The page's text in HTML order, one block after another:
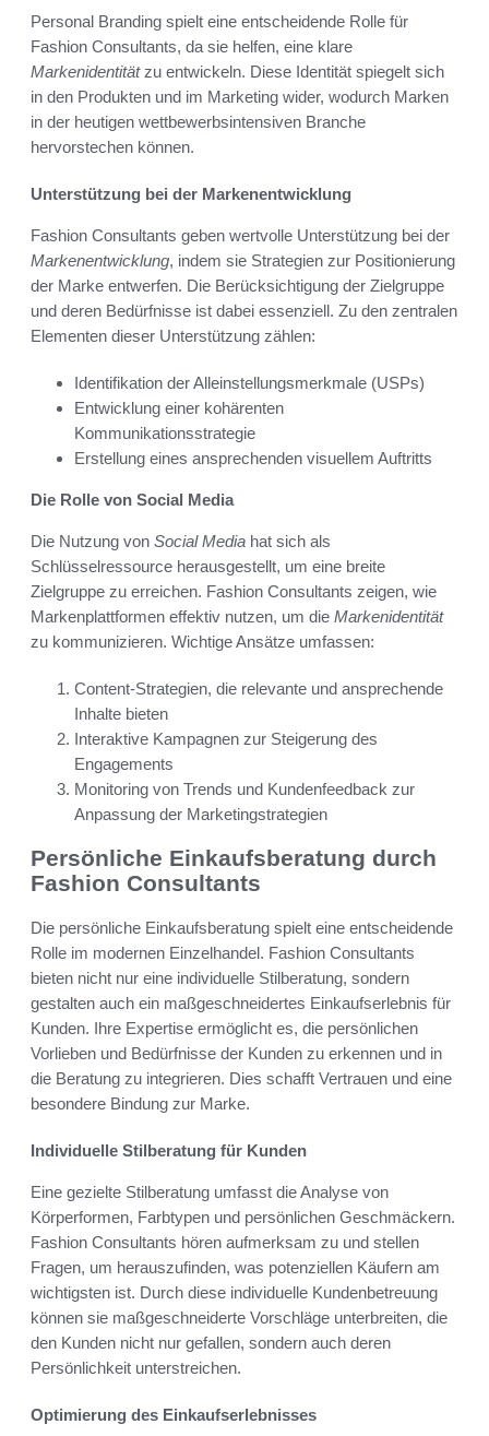
Personal Branding spielt eine entscheidende Rolle für
Fashion Consultants, da sie helfen, eine klare
Markenidentitätzu entwickeln. Diese Identität spiegelt sich
in den Produkten und im Marketing wider, wodurch Marken
in der heutigen wettbewerbsintensiven Branche
hervorstechen können.
Unterstützung bei der Markenentwicklung
Fashion Consultants geben wertvolle Unterstützung bei der
Markenentwicklung, indem sie Strategien zur Positionierung
der Marke entwerfen. Die Berücksichtigung der Zielgruppe
und deren Bedürfnisse ist dabei essenziell. Zu den zentralen
Elementen dieser Unterstützung zählen:
Identifikation der Alleinstellungsmerkmale (USPs)
Entwicklung einer kohärenten
Kommunikationsstrategie
Erstellung eines ansprechenden visuellem Auftritts
Die Rolle von Social Media
Die Nutzung von Social Media hat sich als
Schlüsselressource herausgestellt, um eine breite
Zielgruppe zu erreichen. Fashion Consultants zeigen, wie
Markenplattformen effektiv nutzen, um die Markenidentität
zu kommunizieren. Wichtige Ansätze umfassen:
Content-Strategien, die relevante und ansprechende
Inhalte bieten
Interaktive Kampagnen zur Steigerung des
Engagements
Monitoring von Trends und Kundenfeedback zur
Anpassung der Marketingstrategien
Persönliche Einkaufsberatung durch
Fashion Consultants
Die persönliche Einkaufsberatung spielt eine entscheidende
Rolle im modernen Einzelhandel. Fashion Consultants
bieten nicht nur eine individuelle Stilberatung, sondern
gestalten auch ein maßgeschneidertes Einkaufserlebnis für
Kunden. Ihre Expertise ermöglicht es, die persönlichen
Vorlieben und Bedürfnisse der Kunden zu erkennen und in
die Beratung zu integrieren. Dies schafft Vertrauen und eine
besondere Bindung zur Marke.
Individuelle Stilberatung für Kunden
Eine gezielte Stilberatung umfasst die Analyse von
Körperformen, Farbtypen und persönlichen Geschmäckern.
Fashion Consultants hören aufmerksam zu und stellen
Fragen, um herauszufinden, was potenziellen Käufern am
wichtigsten ist. Durch diese individuelle Kundenbetreuung
können sie maßgeschneiderte Vorschläge unterbreiten, die
den Kunden nicht nur gefallen, sondern auch deren
Persönlichkeit unterstreichen.
Optimierung des Einkaufserlebnisses